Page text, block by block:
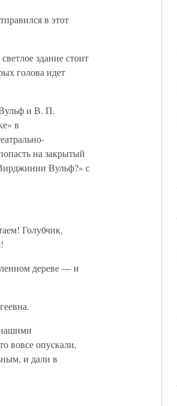
в этот
здание стоит
голова идет
и В. П.
в
на закрытый
Вульф?» с
Голубчик,
дереве — и
вовсе опускали,
и дали в